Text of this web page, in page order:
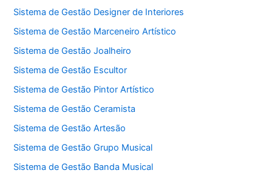
Sistema de Gestão Designer de Interiores
Sistema de Gestão Marceneiro Artístico
Sistema de Gestão Joalheiro
Sistema de Gestão Escultor
Sistema de Gestão Pintor Artístico
Sistema de Gestão Ceramista
Sistema de Gestão Artesão
Sistema de Gestão Grupo Musical
Sistema de Gestão Banda Musical